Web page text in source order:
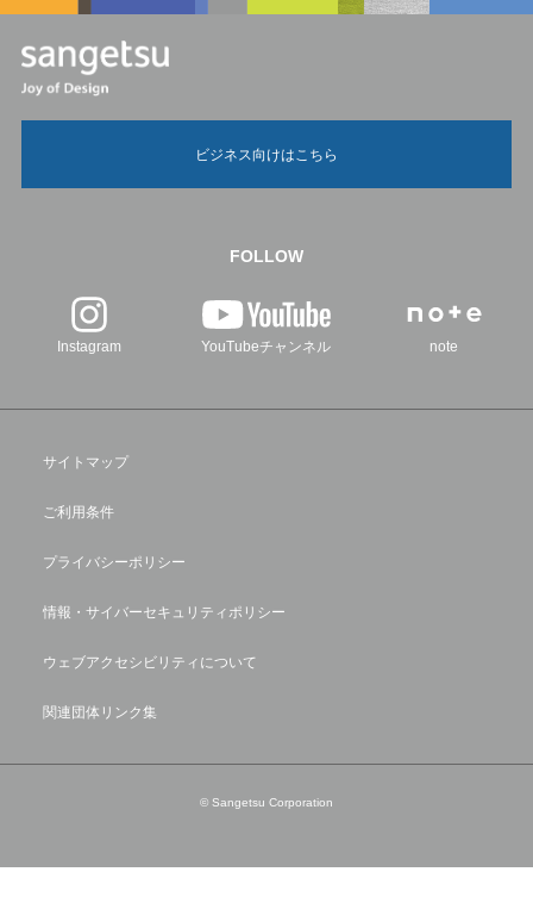
ビジネス向けはこちら
FOLLOW
Instagram YouTubeチャンネル note
サイトマップ
ご利用条件
プライバシーポリシー
情報・サイバーセキュリティポリシー
ウェブアクセシビリティについて
関連団体リンク集
© Sangetsu Corporation